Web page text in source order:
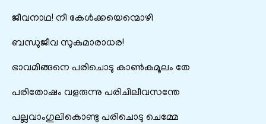
ജീവനാഥ! നീ കേൾക്കയെന്മൊഴി
ബന്ധുജീവ സുകുമാരാധര!
ഭാവമിങ്ങനെ പരിചൊടു കാൺകമൂലം തേ
പരിതോഷം വളരുന്നു പരിചിലീവസന്തേ
പല്ലവാംഗുലികൊണ്ടു പരിചൊടു ചെമ്മേ